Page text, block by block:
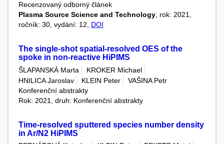
Recenzovaný odborný článek
Plasma Source Science and Technology, rok: 2021,
ročník: 30, vydání: 12, DOI
The single-shot spatial-resolved OES of the
spoke in non-reactive HiPIMS
ŠLAPANSKÁ Marta
KROKER Michael
HNILICA Jaroslav
KLEIN Peter
VAŠINA Petr
Konferenční abstrakty
Rok: 2021, druh: Konferenční abstrakty
Time-resolved sputtered species number density
in Ar/N2 HiPIMS